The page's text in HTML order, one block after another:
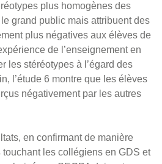
plus homogènes des
grand public mais attribuent des
plus négatives aux élèves de
de l’enseignement en
les stéréotypes à l’égard des
l’étude 6 montre que les élèves
négativement par les autres
en confirmant de manière
touchant les collégiens en GDS et